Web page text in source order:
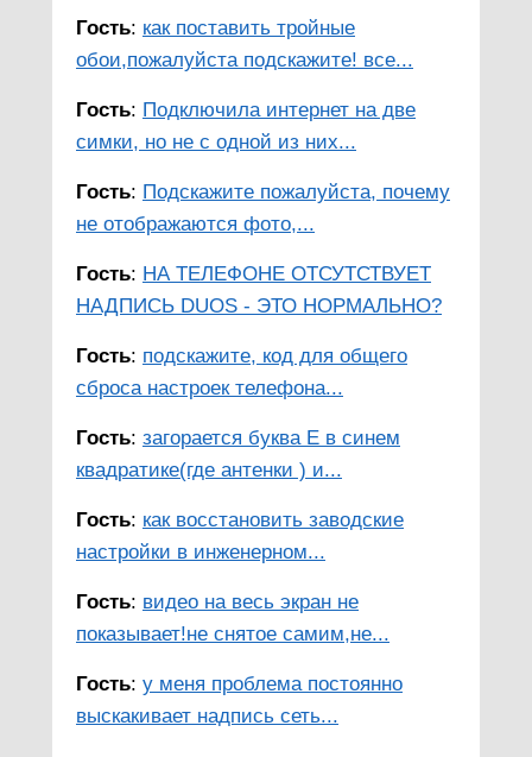
Гость: как поставить тройные
обои,пожалуйста подскажите! все...
Гость: Подключила интернет на две
симки, но не с одной из них...
Гость: Подскажите пожалуйста, почему
не отображаются фото,...
Гость: НА ТЕЛЕФОНЕ ОТСУТСТВУЕТ
НАДПИСЬ DUOS - ЭТО НОРМАЛЬНО?
Гость: подскажите, код для общего
сброса настроек телефона...
Гость: загорается буква Е в синем
квадратике(где антенки ) и...
Гость: как восстановить заводские
настройки в инженерном...
Гость: видео на весь экран не
показывает!не снятое самим,не...
Гость: у меня проблема постоянно
выскакивает надпись сеть...